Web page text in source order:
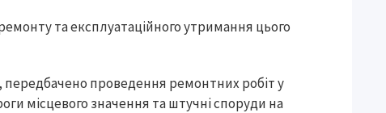
та експлуатаційного утримання цього
передбачено проведення ремонтних робіт у
місцевого значення та штучні споруди на